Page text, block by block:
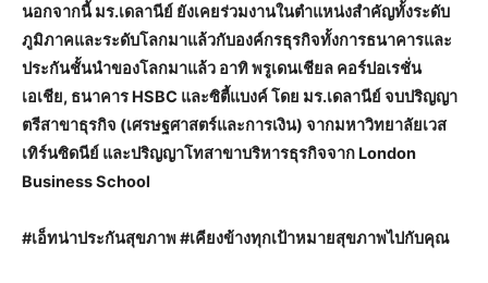
นอกจากนี้ มร.เดลานีย์ ยังเคยร่วมงานในตำแหน่งสำคัญทั้งระดับ
ภูมิภาคและระดับโลกมาแล้วกับองค์กรธุรกิจทั้งการธนาคารและ
ประกันชั้นนำของโลกมาแล้ว อาทิ พรูเดนเชียล คอร์ปอเรชั่น
เอเชีย, ธนาคาร HSBC และซิตี้แบงค์ โดย มร.เดลานีย์ จบปริญญา
ตรีสาขาธุรกิจ (เศรษฐศาสตร์และการเงิน) จากมหาวิทยาลัยเวส
เทิร์นซิดนีย์ และปริญญาโทสาขาบริหารธุรกิจจาก London
Business School
#เอ็ทน่าประกันสุขภาพ #เคียงข้างทุกเป้าหมายสุขภาพไปกับคุณ